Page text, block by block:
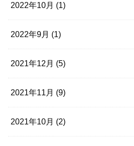
2022年10月 (1)
2022年9月 (1)
2021年12月 (5)
2021年11月 (9)
2021年10月 (2)